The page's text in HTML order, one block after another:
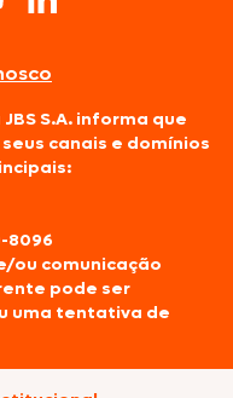
S.A. informa que
canais e domínios
8096
ou comunicação
pode ser
uma tentativa de